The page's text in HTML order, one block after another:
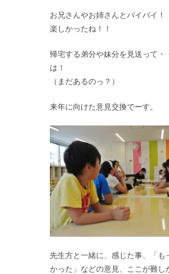
お兄さんやお姉さんとバイバイ！
楽しかったね！！
帰宅する弟分や妹分を見送って・
は！
（まだあるのっ？）
来年に向けた意見交換でーす。
先生方と一緒に、感じた事、「も
かった」などの意見、ここが難し